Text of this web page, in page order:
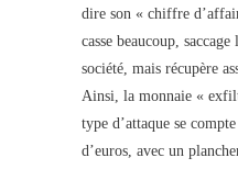
dire son « chiffre
casse beaucoup,
société, mais récupère
Ainsi, la monnaie «
type d’attaque se
d’euros, avec un